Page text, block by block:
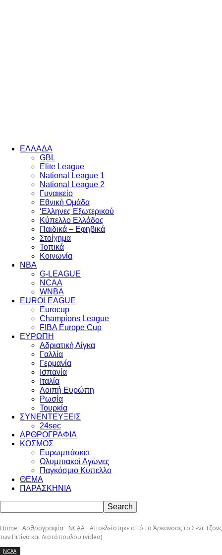
EΛΛΑΔΑ
GBL
Elite League
National League 1
National League 2
Γυναικείο
Εθνική Ομάδα
‘Ελληνες Εξωτερικού
Κύπελλο Ελλάδος
Παιδικά – Εφηβικά
Στοίχημα
Τοπικά
Κοινωνία
NBA
G-LEAGUE
NCAA
WNBA
ΕUROLEAGUE
Eurocup
Champions League
FIBA Europe Cup
ΕΥΡΩΠΗ
Αδριατική Λίγκα
Γαλλία
Γερμανία
Ισπανία
Ιταλία
Λοιπή Ευρώπη
Ρωσία
Τουρκία
ΣΥΝΕΝΤΕΥΞΕΙΣ
24sec
ΑΡΘΡΟΓΡΑΦΙΑ
ΚΟΣΜΟΣ
Ευρωμπάσκετ
Ολυμπιακοί Αγώνες
Παγκόσμιο Κύπελλο
ΘΕΜΑ
ΠΑΡΑΣΚΗΝΙΑ
Home Αρθρογραφία NCAA Αποκλείστηκε από το Άρκανσας το Σεντ Τζονς
των Πιτίνο και Λιοτόπουλου (video)
NCAA